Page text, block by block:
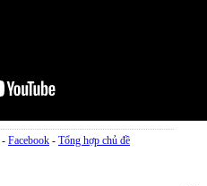
- Facebook - Tổng hợp chủ đề